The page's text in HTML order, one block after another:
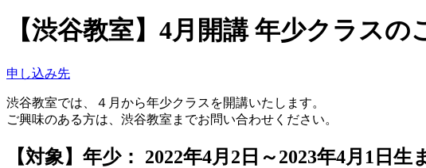
【渋谷教室】4月開講 年少クラスの
申し込み先
渋谷教室では、４月から年少クラスを開講いたします。
ご興味のある方は、渋谷教室までお問い合わせください。
【対象】年少： 2022年4月2日～2023年4月1日